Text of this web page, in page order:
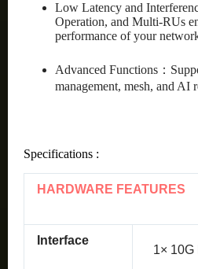
Low Latency and
Operation, and Multi-RUs
performance of your
Advanced Functions：
management, mesh, and AI
Specifications :
HARDWARE FEATURES
Interface
1× 10G